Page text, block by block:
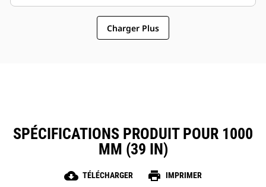
Charger Plus
SPÉCIFICATIONS PRODUIT POUR 1000
MM (39 IN)
cloud_download TÉLÉCHARGER print IMPRIMER